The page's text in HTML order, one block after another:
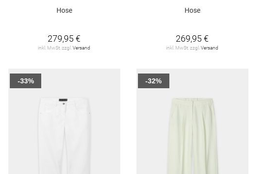
Hose
279,95 €
inkl. MwSt. zzgl.Versand
Hose
269,95 €
inkl. MwSt. zzgl.Versand
-33% -32%